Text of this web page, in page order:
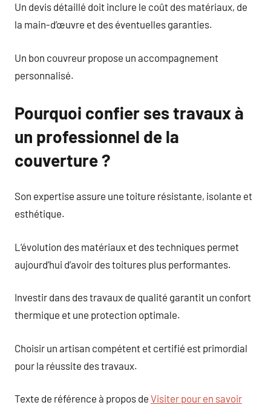
Un devis détaillé doit inclure le coût des matériaux, de
la main-d’œuvre et des éventuelles garanties.
Un bon couvreur propose un accompagnement
personnalisé.
Pourquoi confier ses travaux à
un professionnel de la
couverture ?
Son expertise assure une toiture résistante, isolante et
esthétique.
L’évolution des matériaux et des techniques permet
aujourd’hui d’avoir des toitures plus performantes.
Investir dans des travaux de qualité garantit un confort
thermique et une protection optimale.
Choisir un artisan compétent et certifié est primordial
pour la réussite des travaux.
Texte de référence à propos de Visiter pour en savoir